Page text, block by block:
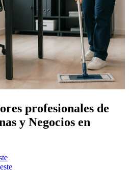
profesionales de
y Negocios en